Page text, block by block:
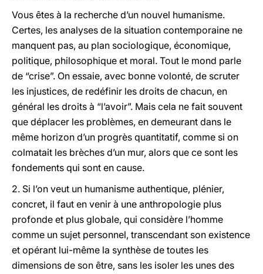
Vous êtes à la recherche d’un nouvel humanisme.
Certes, les analyses de la situation contemporaine ne
manquent pas, au plan sociologique, économique,
politique, philosophique et moral. Tout le mond parle
de “crise”. On essaie, avec bonne volonté, de scruter
les injustices, de redéfinir les droits de chacun, en
général les droits à “l’avoir”. Mais cela ne fait souvent
que déplacer les problèmes, en demeurant dans le
même horizon d’un progrès quantitatif, comme si on
colmatait les brèches d’un mur, alors que ce sont les
fondements qui sont en cause.
2. Si l’on veut un humanisme authentique, plénier,
concret, il faut en venir à une anthropologie plus
profonde et plus globale, qui considère l’homme
comme un sujet personnel, transcendant son existence
et opérant lui-même la synthèse de toutes les
dimensions de son être, sans les isoler les unes des